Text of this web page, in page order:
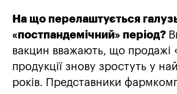
На що перелаштується
«постпандемічний» період?
вакцин вважають, що продажі
продукції знову зростуть у
років. Представники